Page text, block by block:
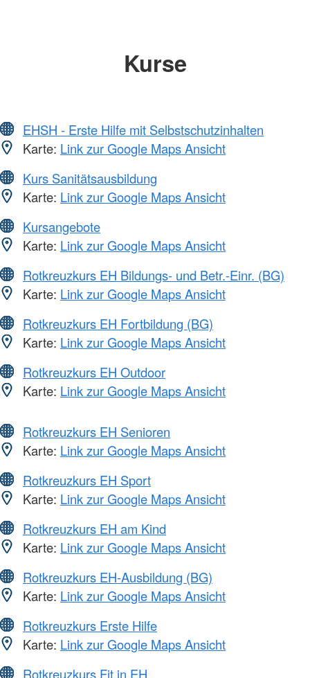
Kurse
EHSH - Erste Hilfe mit Selbstschutzinhalten
Karte: Link zur Google Maps Ansicht
Kurs Sanitätsausbildung
Karte: Link zur Google Maps Ansicht
Kursangebote
Karte: Link zur Google Maps Ansicht
Rotkreuzkurs EH Bildungs- und Betr.-Einr. (BG)
Karte: Link zur Google Maps Ansicht
Rotkreuzkurs EH Fortbildung (BG)
Karte: Link zur Google Maps Ansicht
Rotkreuzkurs EH Outdoor
Karte: Link zur Google Maps Ansicht
Rotkreuzkurs EH Senioren
Karte: Link zur Google Maps Ansicht
Rotkreuzkurs EH Sport
Karte: Link zur Google Maps Ansicht
Rotkreuzkurs EH am Kind
Karte: Link zur Google Maps Ansicht
Rotkreuzkurs EH-Ausbildung (BG)
Karte: Link zur Google Maps Ansicht
Rotkreuzkurs Erste Hilfe
Karte: Link zur Google Maps Ansicht
Rotkreuzkurs Fit in EH